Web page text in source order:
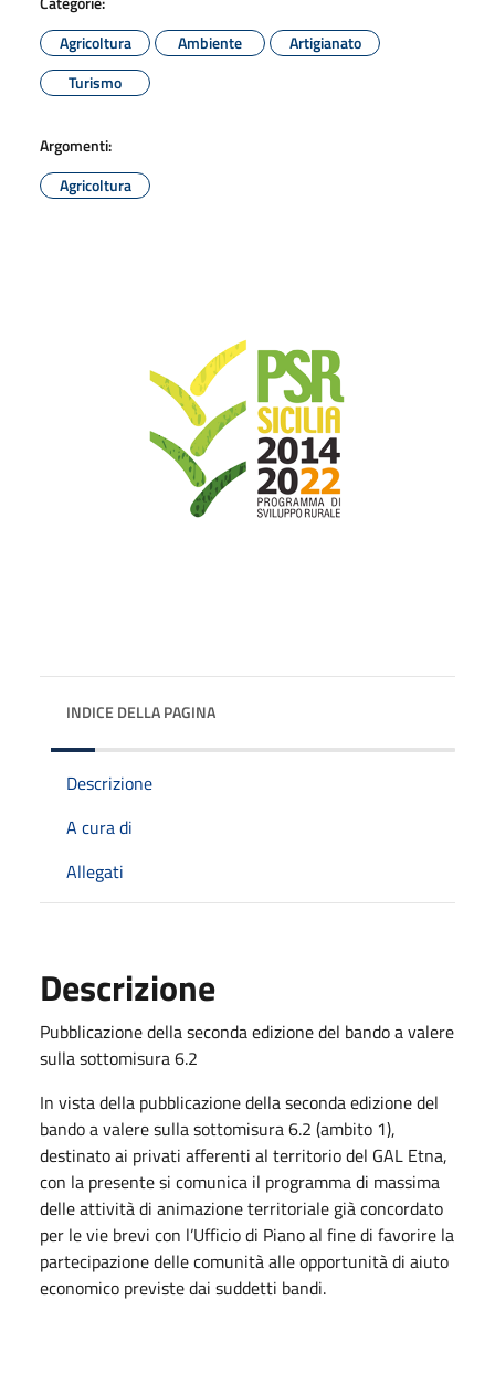
Agricoltura
Ambiente
Artigianato
Turismo
Argomenti:
Agricoltura
INDICE DELLA PAGINA
Descrizione
A cura di
Allegati
Descrizione
Pubblicazione della seconda edizione del bando a valere
sulla sottomisura 6.2
In vista della pubblicazione della seconda edizione del
bando a valere sulla sottomisura 6.2 (ambito 1),
destinato ai privati afferenti al territorio del GAL Etna,
con la presente si comunica il programma di massima
delle attività di animazione territoriale già concordato
per le vie brevi con l’Ufficio di Piano al fine di favorire la
partecipazione delle comunità alle opportunità di aiuto
economico previste dai suddetti bandi.